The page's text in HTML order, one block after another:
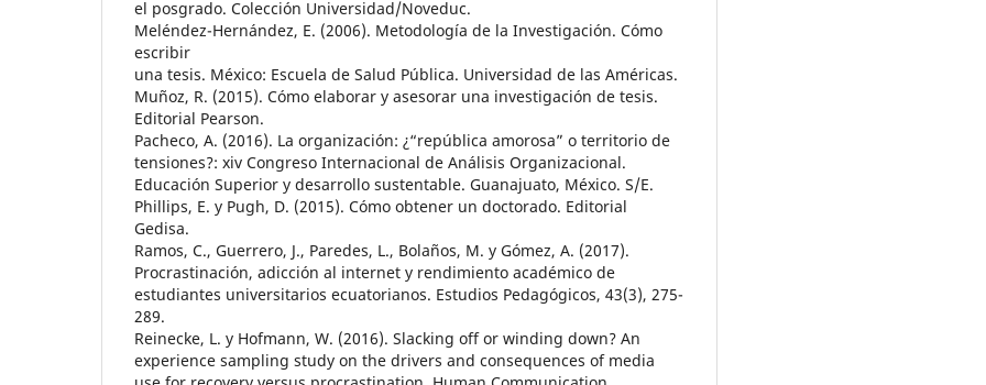
el posgrado. Colección Universidad/Noveduc.
Meléndez-Hernández, E. (2006). Metodología de la Investigación. Cómo
escribir
una tesis. México: Escuela de Salud Pública. Universidad de las Américas.
Muñoz, R. (2015). Cómo elaborar y asesorar una investigación de tesis.
Editorial Pearson.
Pacheco, A. (2016). La organización: ¿“república amorosa” o territorio de
tensiones?: xiv Congreso Internacional de Análisis Organizacional.
Educación Superior y desarrollo sustentable. Guanajuato, México. S/E.
Phillips, E. y Pugh, D. (2015). Cómo obtener un doctorado. Editorial
Gedisa.
Ramos, C., Guerrero, J., Paredes, L., Bolaños, M. y Gómez, A. (2017).
Procrastinación, adicción al internet y rendimiento académico de
estudiantes universitarios ecuatorianos. Estudios Pedagógicos, 43(3), 275-
289.
Reinecke, L. y Hofmann, W. (2016). Slacking off or winding down? An
experience sampling study on the drivers and consequences of media